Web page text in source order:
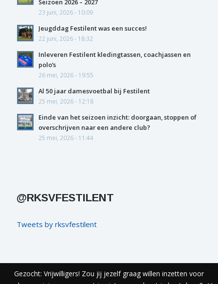
Gezocht: Vrijwilligers! Zou jij jezelf graag willen inzetten voor
Seizoen 2026 – 2027
23 juni, 2026 - 10:09
Jeugddag Festilent was een succes!
22 juni, 2026 - 18:32
Inleveren Festilent kledingtassen, coachjassen en
polo’s
26 mei, 2026 - 19:55
Al 50 jaar damesvoetbal bij Festilent
25 mei, 2026 - 12:18
Einde van het seizoen inzicht: doorgaan, stoppen of
overschrijven naar een andere club?
25 mei, 2026 - 11:44
@RKSVFESTILENT
Tweets by rksvfestilent
© COPYRIGHT FESTILENT - REALISATIE ECHT ONLINE